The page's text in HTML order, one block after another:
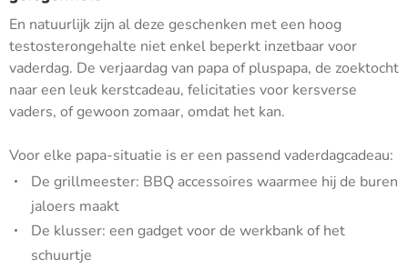
En natuurlijk zijn al deze geschenken met een hoog
testosterongehalte niet enkel beperkt inzetbaar voor
vaderdag. De verjaardag van papa of pluspapa, de zoektocht
naar een leuk kerstcadeau, felicitaties voor kersverse
vaders, of gewoon zomaar, omdat het kan.
Voor elke papa-situatie is er een passend vaderdagcadeau:
De grillmeester: BBQ accessoires waarmee hij de buren
jaloers maakt
De klusser: een gadget voor de werkbank of het
schuurtje